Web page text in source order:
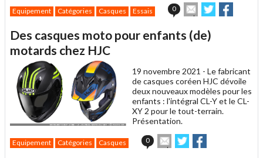
Equipement Catégories Casques Essais 0
Envoyer
cet
à
Partager
sur sur
Des casques moto pour enfants (de)
motards chez HJC
19 novembre 2021 - Le fabricant
de casques coréen HJC dévoile
deux nouveaux modèles pour les
enfants : l'intégral CL-Y et le CL-
XY 2 pour le tout-terrain.
Présentation.
Equipement Catégories Casques 0
Envoyer
cet
Partager
sur sur